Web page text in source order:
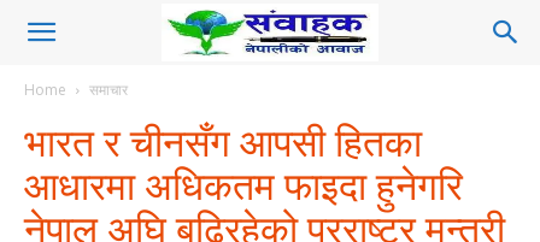
Home समाचार
भारत र चीनसँग आपसी हितका
आधारमा अधिकतम फाइदा हुनेगरि
नेपाल अघि बढिरहेको परराष्ट्र मन्त्री